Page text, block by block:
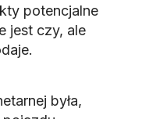
potencjalne
jest czy, ale
była,